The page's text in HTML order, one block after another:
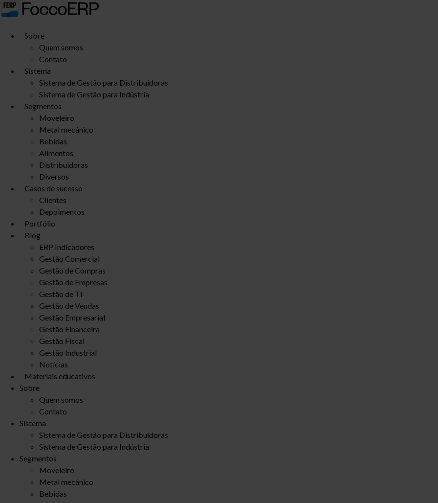
Ir
para
conteúdo
Sobre
Quem somos
Contato
Sistema
Sistema de Gestão para Distribuidoras
Sistema de Gestão para Indústria
Segmentos
Moveleiro
Metal mecânico
Bebidas
Alimentos
Distribuidoras
Diversos
Casos de sucesso
Clientes
Depoimentos
Portfólio
Blog
ERP Indicadores
Gestão Comercial
Gestão de Compras
Gestão de Empresas
Gestão de TI
Gestão de Vendas
Gestão Empresarial
Gestão Financeira
Gestão Fiscal
Gestão Industrial
Notícias
Materiais educativos
Sobre
Quem somos
Contato
Sistema
Sistema de Gestão para Distribuidoras
Sistema de Gestão para Indústria
Segmentos
Moveleiro
Metal mecânico
Bebidas